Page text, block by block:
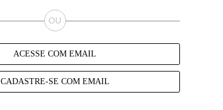
ACESSE COM EMAIL
CADASTRE-SE COM EMAIL